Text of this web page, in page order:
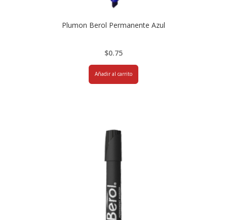
Plumon Berol Permanente Azul
$0.75
Añadir al carrito